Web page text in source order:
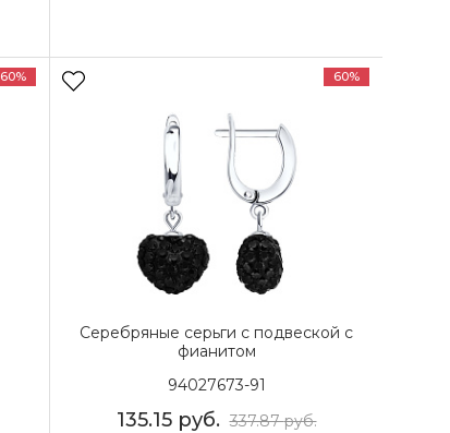
60% 60%
Серебряные серьги с подвеской с
фианитом
94027673-91
135.15 руб. 337.87руб.